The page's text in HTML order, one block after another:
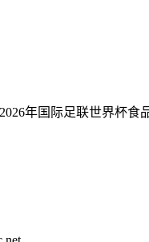
年国际足联世界杯食